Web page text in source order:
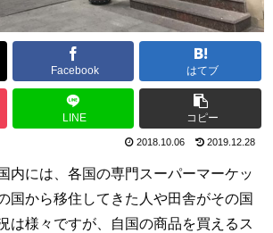
Facebook はてブ
LINE コピー
2018.10.06 2019.12.28
内には、各国の専門スーパーマーケッ
国から移住してきた人や田舎がその国
は様々ですが、自国の商品を買えるス